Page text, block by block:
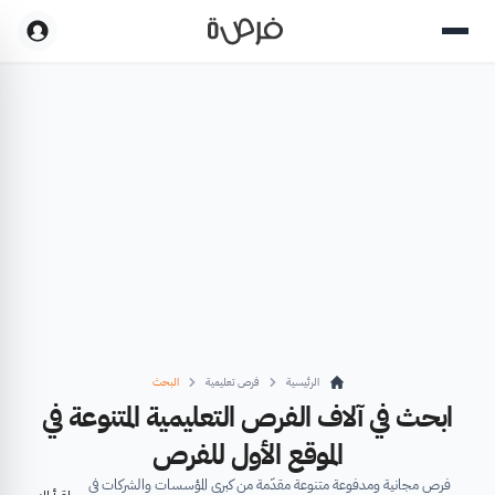
الرئيسية فرص تعليمية البحث
ابحث في آلاف الفرص التعليمية المتنوعة في
الموقع الأول للفرص
فرص مجانية ومدفوعة متنوعة مقدّمة من كبرى المؤسسات والشركات في